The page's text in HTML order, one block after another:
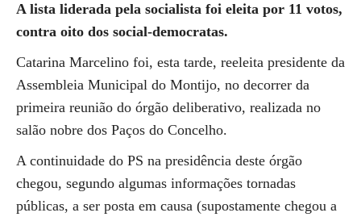
A lista liderada pela socialista foi eleita por 11 votos,
contra oito dos social-democratas.
Catarina Marcelino foi, esta tarde, reeleita presidente da
Assembleia Municipal do Montijo, no decorrer da
primeira reunião do órgão deliberativo, realizada no
salão nobre dos Paços do Concelho.
A continuidade do PS na presidência deste órgão
chegou, segundo algumas informações tornadas
públicas, a ser posta em causa (supostamente chegou a